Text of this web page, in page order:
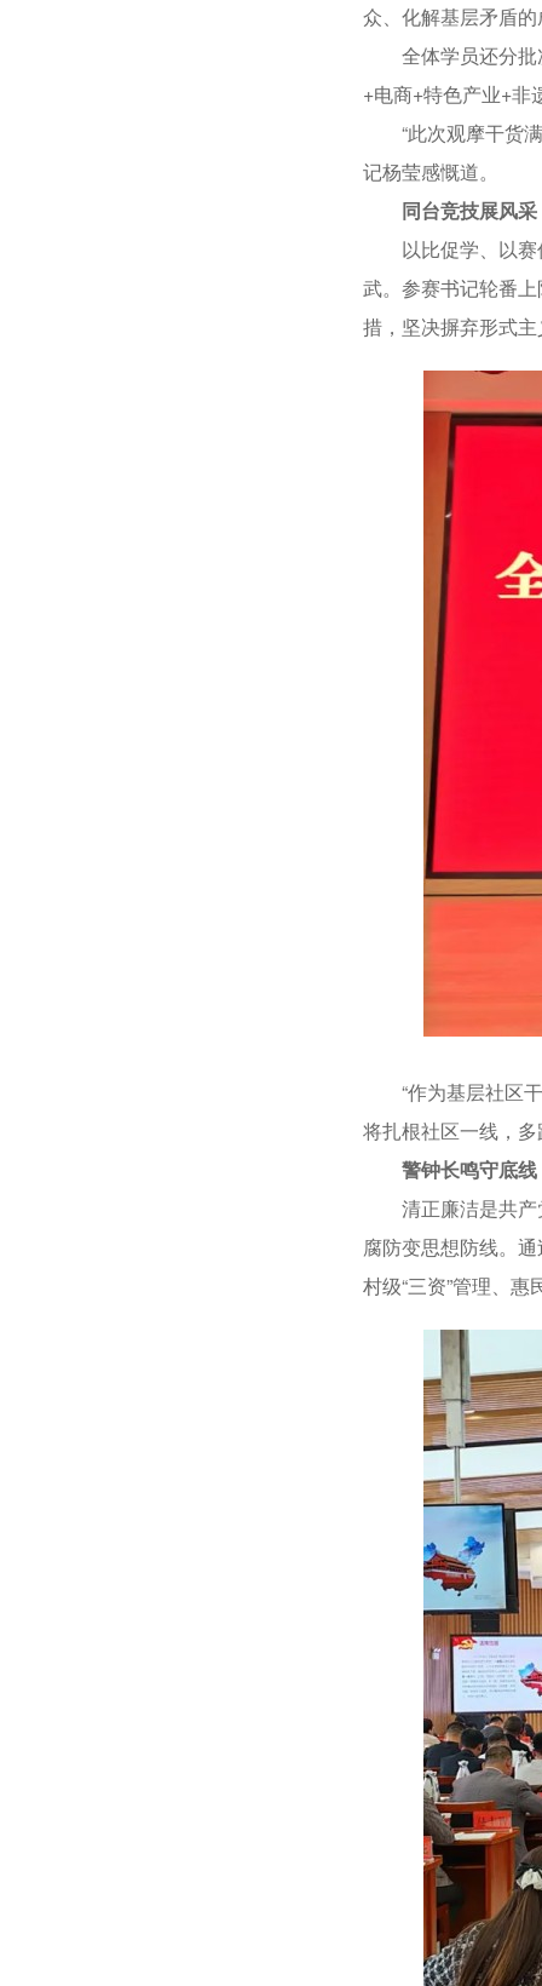
众、化解基层矛盾
全体学员还分批
+电商+特色产业+非
“此次观摩干货满
记杨莹感慨道。
同台竞技展风
以比促学、以赛
武。参赛书记轮番
措，坚决摒弃形式
“作为基层社区干
将扎根社区一线，
警钟长鸣守底
清正廉洁是共产
腐防变思想防线。
村级“三资”管理、